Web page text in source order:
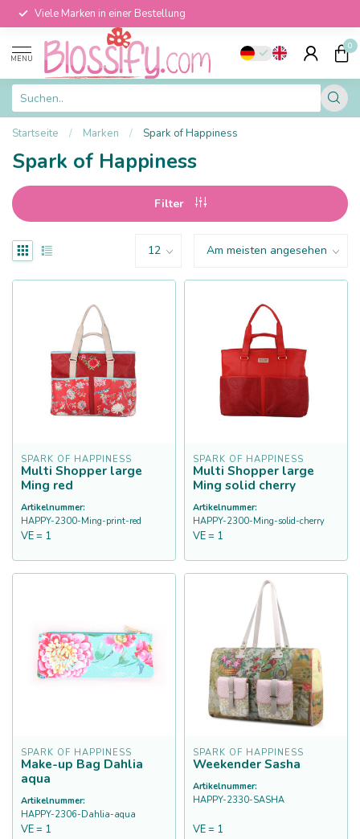
Viele Marken in einer Bestellung
MENU
0
Startseite / Marken / Spark of Happiness
Spark of Happiness
Filter
SPARK OF HAPPINESS
Multi Shopper large
Ming red
Artikelnummer:
HAPPY-2300-Ming-print-red
VE = 1
SPARK OF HAPPINESS
Multi Shopper large
Ming solid cherry
Artikelnummer:
HAPPY-2300-Ming-solid-cherry
VE = 1
SPARK OF HAPPINESS
Make-up Bag Dahlia
aqua
Artikelnummer:
HAPPY-2306-Dahlia-aqua
VE = 1
SPARK OF HAPPINESS
Weekender Sasha
Artikelnummer:
HAPPY-2330-SASHA
VE = 1